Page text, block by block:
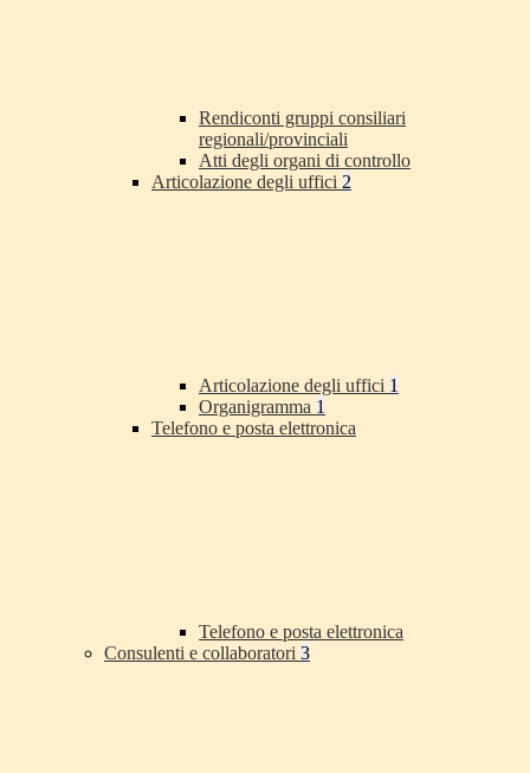
Rendiconti gruppi consiliari
regionali/provinciali
Atti degli organi di controllo
Articolazione degli uffici 2
Articolazione degli uffici 1
Organigramma 1
Telefono e posta elettronica
Telefono e posta elettronica
Consulenti e collaboratori 3